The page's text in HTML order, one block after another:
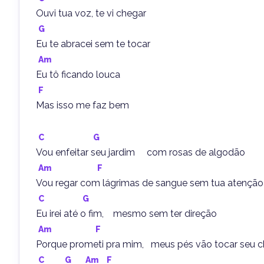
Ouvi tua voz, te vi chegar
G
Eu te abracei sem te tocar
Am
Eu tô ficando louca
F
Mas isso me faz bem
C G
Vou enfeitar seu jardim     com rosas de algodão
Am F
Vou regar com lágrimas de sangue sem tua atenção
C G
Eu irei até o fim,    mesmo sem ter direção
Am F
Porque prometi pra mim,   meus pés vão tocar seu
C G Am F